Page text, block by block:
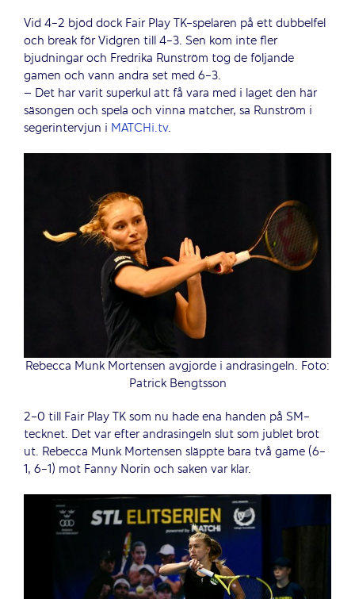
Vid 4-2 bjöd dock Fair Play TK-spelaren på ett dubbelfel
och break för Vidgren till 4-3. Sen kom inte fler
bjudningar och Fredrika Runström tog de följande
gamen och vann andra set med 6-3.
– Det har varit superkul att få vara med i laget den här
säsongen och spela och vinna matcher, sa Runström i
segerintervjun i MATCHi.tv.
Rebecca Munk Mortensen avgjorde i andrasingeln. Foto:
Patrick Bengtsson
2-0 till Fair Play TK som nu hade ena handen på SM-
tecknet. Det var efter andrasingeln slut som jublet bröt
ut. Rebecca Munk Mortensen släppte bara två game (6-
1, 6-1) mot Fanny Norin och saken var klar.